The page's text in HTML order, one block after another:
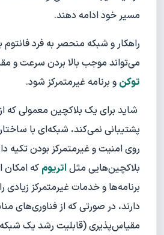
مسیر خود ادامه دهند.
راهکار و شبکه منحصر به فرد فانتوم
می‌تواند موجب بالا بردن سرعت و
توکن و برنامه غیرمتمرکز شود.
شاید برای یک بلاکچین معمولی که
پشتیبانی نمی‌کند، شبکه‌ای با
روی امنیت و غیرمتمرکز بودن تکیه
بلاکچین‌هایی مثل اتریوم که امکان
برنامه‌ها و خدمات غیرمتمرکز زیادی
دارند، در صورتی که از فناوری‌های
مقیاس‌پذیری (قابلیت رشد یک